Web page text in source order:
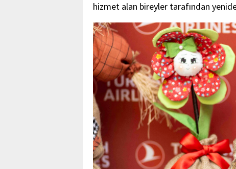
hizmet alan bireyler tarafından